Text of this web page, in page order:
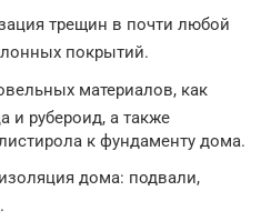
трещин в почти любой
покрытий.
материалов, как
и рубероид, а также
к фундаменту дома.
дома: подвали,